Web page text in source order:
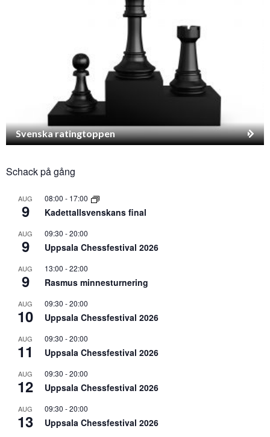
Svenska ratingtoppen
Schack på gång
AUG
9
08:00 - 17:00
Kadettallsvenskans final
AUG
9
09:30 -20:00
Uppsala Chessfestival 2026
AUG
9
13:00 -22:00
Rasmus minnesturnering
AUG
10
09:30 -20:00
Uppsala Chessfestival 2026
AUG
11
09:30 -20:00
Uppsala Chessfestival 2026
AUG
12
09:30 -20:00
Uppsala Chessfestival 2026
AUG
13
09:30 -20:00
Uppsala Chessfestival 2026